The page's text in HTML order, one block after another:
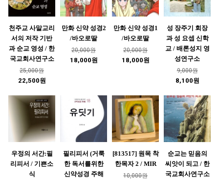
천주교 사말교리
서의 저작 기반
과 순교 영성 / 한
국교회사연구소
25,000원
22,500원
만화 신약 성경2
/바오로딸
20,000원
18,000원
만화 신약 성경1
/바오로딸
20,000원
18,000원
성 장주기 회장
과 성 요셉 신학
교 / 배론성지 영
성연구소
9,000원
8,100원
우정의 서간:필
리피서 / 기쁜소
식
필리피서 (거룩
한 독서를위한
신약성경 주해
[813517] 원목 착
한목자 2 / MIR
10,000원
순교는 믿음의
씨앗이 되고 / 한
국교회사연구소